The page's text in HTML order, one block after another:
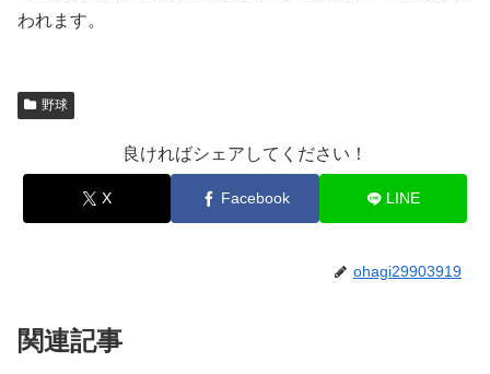
われます。
野球
良ければシェアしてください！
X Facebook LINE
ohagi29903919
関連記事